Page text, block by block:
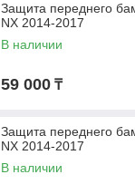
Защита переднего
NX 2014-2017
В наличии
59 000 ₸
Защита переднего
NX 2014-2017
В наличии